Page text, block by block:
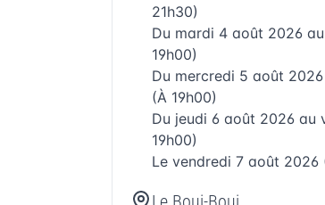
21h30)
Du mardi 4 août 2026
19h00)
Du mercredi 5 août
(À 19h00)
Du jeudi 6 août 2026au
19h00)
Levendredi 7 août 2026